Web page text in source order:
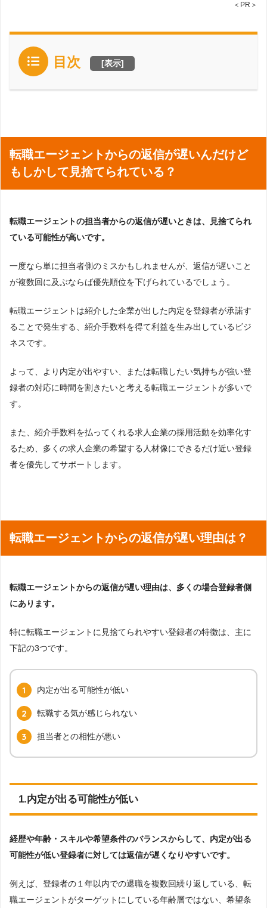
＜PR＞
目次 [表示]
転職エージェントからの返信が遅いんだけど
もしかして見捨てられている？
転職エージェントの担当者からの返信が遅いときは、見捨てられ
ている可能性が高いです。
一度なら単に担当者側のミスかもしれませんが、返信が遅いこと
が複数回に及ぶならば優先順位を下げられているでしょう。
転職エージェントは紹介した企業が出した内定を登録者が承諾す
ることで発生する、紹介手数料を得て利益を生み出しているビジ
ネスです。
よって、より内定が出やすい、または転職したい気持ちが強い登
録者の対応に時間を割きたいと考える転職エージェントが多いで
す。
また、紹介手数料を払ってくれる求人企業の採用活動を効率化す
るため、多くの求人企業の希望する人材像にできるだけ近い登録
者を優先してサポートします。
転職エージェントからの返信が遅い理由は？
転職エージェントからの返信が遅い理由は、多くの場合登録者側
にあります。
特に転職エージェントに見捨てられやすい登録者の特徴は、主に
下記の3つです。
内定が出る可能性が低い
転職する気が感じられない
担当者との相性が悪い
1.内定が出る可能性が低い
経歴や年齢・スキルや希望条件のバランスからして、内定が出る
可能性が低い登録者に対しては返信が遅くなりやすいです。
例えば、登録者の１年以内での退職を複数回繰り返している、転
職エージェントがターゲットにしている年齢層ではない、希望条